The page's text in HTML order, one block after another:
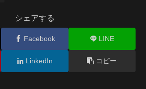
シェアする
Facebook LINE
LinkedIn コピー